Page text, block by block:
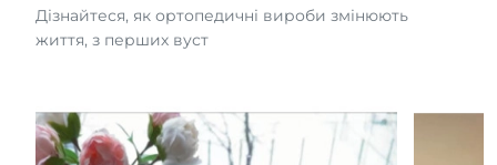
Дізнайтеся, як ортопедичні вироби змінюють
життя, з перших вуст